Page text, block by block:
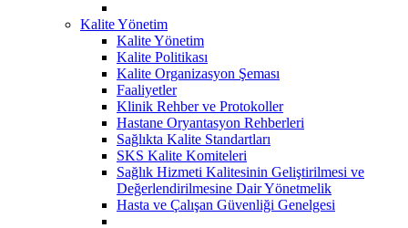
Kalite Yönetim
Kalite Yönetim
Kalite Politikası
Kalite Organizasyon Şeması
Faaliyetler
Klinik Rehber ve Protokoller
Hastane Oryantasyon Rehberleri
Sağlıkta Kalite Standartları
SKS Kalite Komiteleri
Sağlık Hizmeti Kalitesinin Geliştirilmesi ve
Değerlendirilmesine Dair Yönetmelik
Hasta ve Çalışan Güvenliği Genelgesi